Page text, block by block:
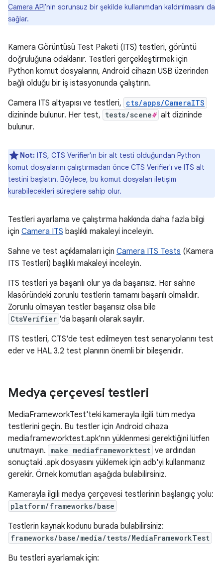
Camera API'nin sorunsuz bir şekilde kullanımdan kaldırılmasını da
sağlar.
Kamera Görüntüsü Test Paketi (ITS) testleri, görüntü
doğruluğuna odaklanır. Testleri gerçekleştirmek için
Python komut dosyalarını, Android cihazın USB üzerinden
bağlı olduğu bir iş istasyonunda çalıştırın.
Camera ITS altyapısı ve testleri, cts/apps/CameraITS
dizininde bulunur. Her test, tests/scene# alt dizininde
bulunur.
Not: ITS, CTS Verifier'ın bir alt testi olduğundan Python
komut dosyalarını çalıştırmadan önce CTS Verifier'ı ve ITS alt
testini başlatın. Böylece, bu komut dosyaları iletişim
kurabilecekleri süreçlere sahip olur.
Testleri ayarlama ve çalıştırma hakkında daha fazla bilgi
için Camera ITS başlıklı makaleyi inceleyin.
Sahne ve test açıklamaları için Camera ITS Tests (Kamera
ITS Testleri) başlıklı makaleyi inceleyin.
ITS testleri ya başarılı olur ya da başarısız. Her sahne
klasöründeki zorunlu testlerin tamamı başarılı olmalıdır.
Zorunlu olmayan testler başarısız olsa bile
CtsVerifier 'da başarılı olarak sayılır.
ITS testleri, CTS'de test edilmeyen test senaryolarını test
eder ve HAL 3.2 test planının önemli bir bileşenidir.
Medya çerçevesi testleri
MediaFrameworkTest'teki kamerayla ilgili tüm medya
testlerini geçin. Bu testler için Android cihaza
mediaframeworktest.apk'nın yüklenmesi gerektiğini lütfen
unutmayın. make mediaframeworktest ve ardından
sonuçtaki .apk dosyasını yüklemek için adb'yi kullanmanız
gerekir. Örnek komutları aşağıda bulabilirsiniz.
Kamerayla ilgili medya çerçevesi testlerinin başlangıç yolu:
platform/frameworks/base
Testlerin kaynak kodunu burada bulabilirsiniz:
frameworks/base/media/tests/MediaFrameworkTest
Bu testleri ayarlamak için: